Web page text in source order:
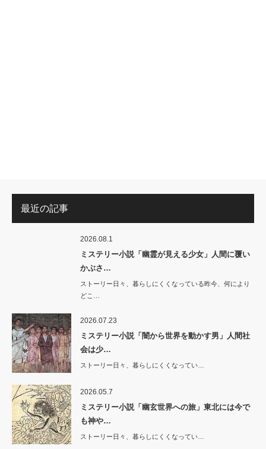
最近の記事
2026.08.1
ミステリー小説「幽霊が見える少女」人間に覆い
かぶさ…
ストーリー日々、暮らしにくくなっている昨今、何により
どこ…
2026.07.23
ミステリー小説「闇から世界を動かす男」人間社
会は少…
ストーリー日々、暮らしにくくなってい…
2026.05.7
ミステリー小説「幽玄世界への旅」東北には今で
も神や…
ストーリー日々、暮らしにくくなってい…